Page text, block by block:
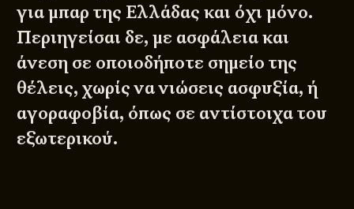
για μπαρ της Ελλάδας και όχι μόνο.
Περιηγείσαι δε, με ασφάλεια και
άνεση σε οποιοδήποτε σημείο της
θέλεις, χωρίς να νιώσεις ασφυξία, ή
αγοραφοβία, όπως σε αντίστοιχα του
εξωτερικού.